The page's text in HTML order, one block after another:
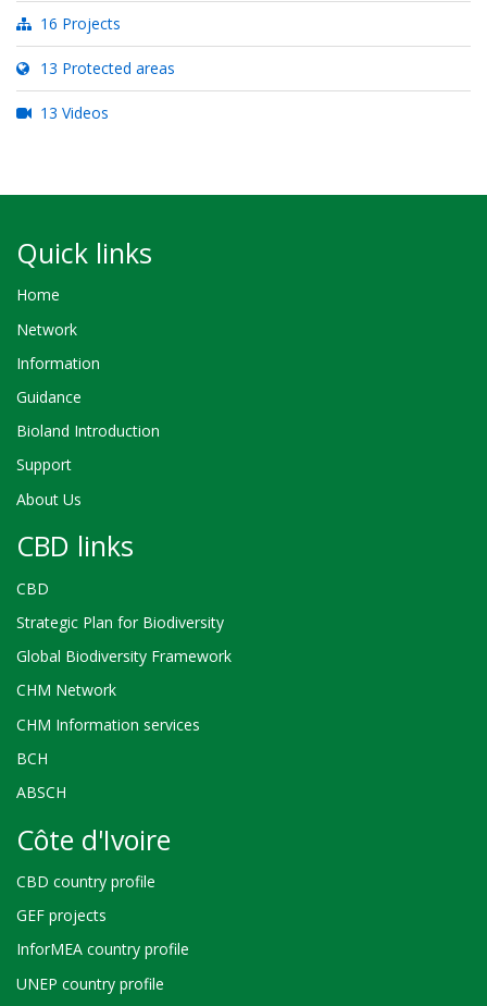
16 Projects
13 Protected areas
13 Videos
Quick links
Home
Network
Information
Guidance
Bioland Introduction
Support
About Us
CBD links
CBD
Strategic Plan for Biodiversity
Global Biodiversity Framework
CHM Network
CHM Information services
BCH
ABSCH
Côte d'Ivoire
CBD country profile
GEF projects
InforMEA country profile
UNEP country profile